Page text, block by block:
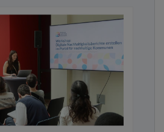
Vorgängen kommt bei einem
und umfassende Sensorik zum
spezielle Technologien,
Verhaltenserkennung,
ihr Agieren zu entdecken.
Security Operations Center